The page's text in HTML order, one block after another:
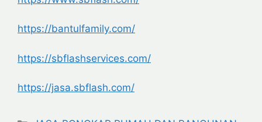
https://bantulfamily.com/
https://sbflashservices.com/
https://jasa.sbflash.com/